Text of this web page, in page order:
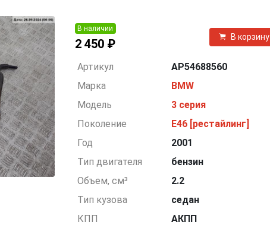
В наличии
2 450 ₽
В корзину
Артикул
AP54688560
Марка
BMW
Модель
3 серия
Поколение
E46 [рестайлинг]
Год
2001
Тип двигателя
бензин
Объем, см³
2.2
Тип кузова
седан
КПП
АКПП